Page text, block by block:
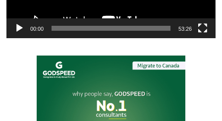
00:00 53:26